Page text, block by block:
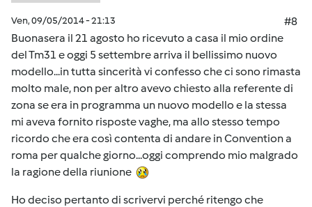
Ven, 09/05/2014 - 21:13
#8
Buonasera il 21 agosto ho ricevuto a casa il mio ordine
del Tm31 e oggi 5 settembre arriva il bellissimo nuovo
modello...in tutta sincerità vi confesso che ci sono rimasta
molto male, non per altro avevo chiesto alla referente di
zona se era in programma un nuovo modello e la stessa
mi aveva fornito risposte vaghe, ma allo stesso tempo
ricordo che era così contenta di andare in Convention a
roma per qualche giorno...oggi comprendo mio malgrado
la ragione della riunione
Ho deciso pertanto di scrivervi perché ritengo che